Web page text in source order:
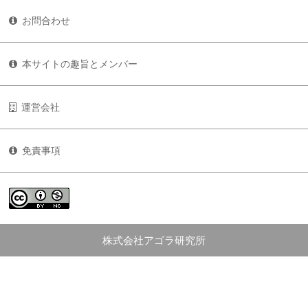
お問合わせ
本サイトの趣旨とメンバー
運営会社
免責事項
株式会社アゴラ研究所